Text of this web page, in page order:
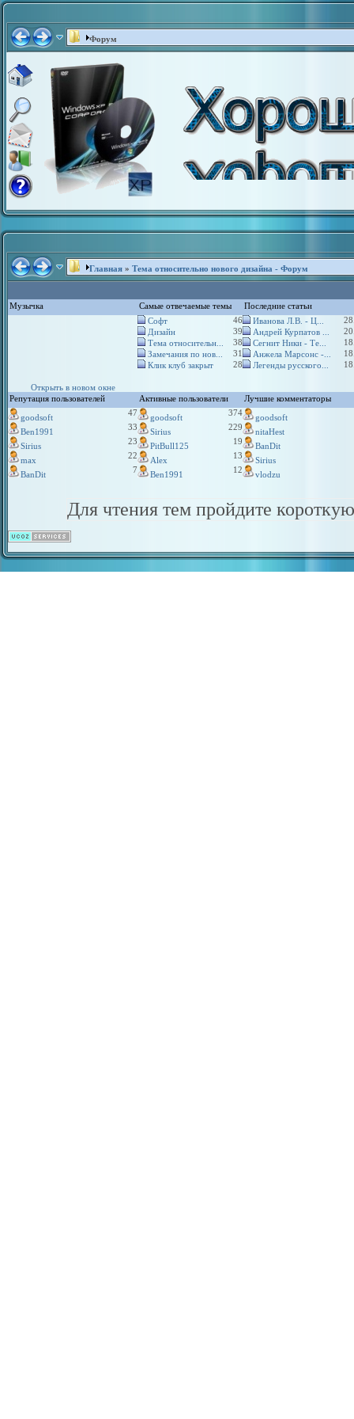
Форум
Главная » Тема относительно нового дизайна - Форум
Музычка Самые отвечаемые темы Последние статьи
Открыть в новом окне
Софт
46
Дизайн
39
Тема относительн...
38
Замечания по нов...
31
Клик клуб закрыт
28
Иванова Л.В. - Ц...
Андрей Курпатов ...
Сегнит Ники - Те...
Анжела Марсонс -...
Легенды русского...
Репутация пользователей Активные пользователи
Лучшие комментаторы
goodsoft
47
Ben1991
33
Sirius
23
max
22
BanDit
7
goodsoft
374
Sirius
229
PitBull125
19
Alex
13
Ben1991
12
goodsoft
nitaHest
BanDit
Sirius
vlodzu
Для чтения тем пройдите короткую